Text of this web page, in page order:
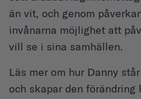
än vit, och genom
invånarna möjlighet att
vill se i sina samhällen.
Läs mer om hur Danny
och skapar den förändring